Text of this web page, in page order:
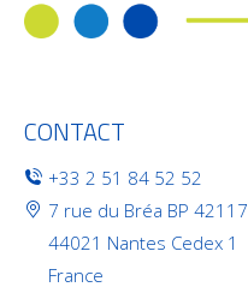
CONTACT
+33 2 51 84 52 52
7 rue du Bréa BP 42117
44021 Nantes Cedex 1
France